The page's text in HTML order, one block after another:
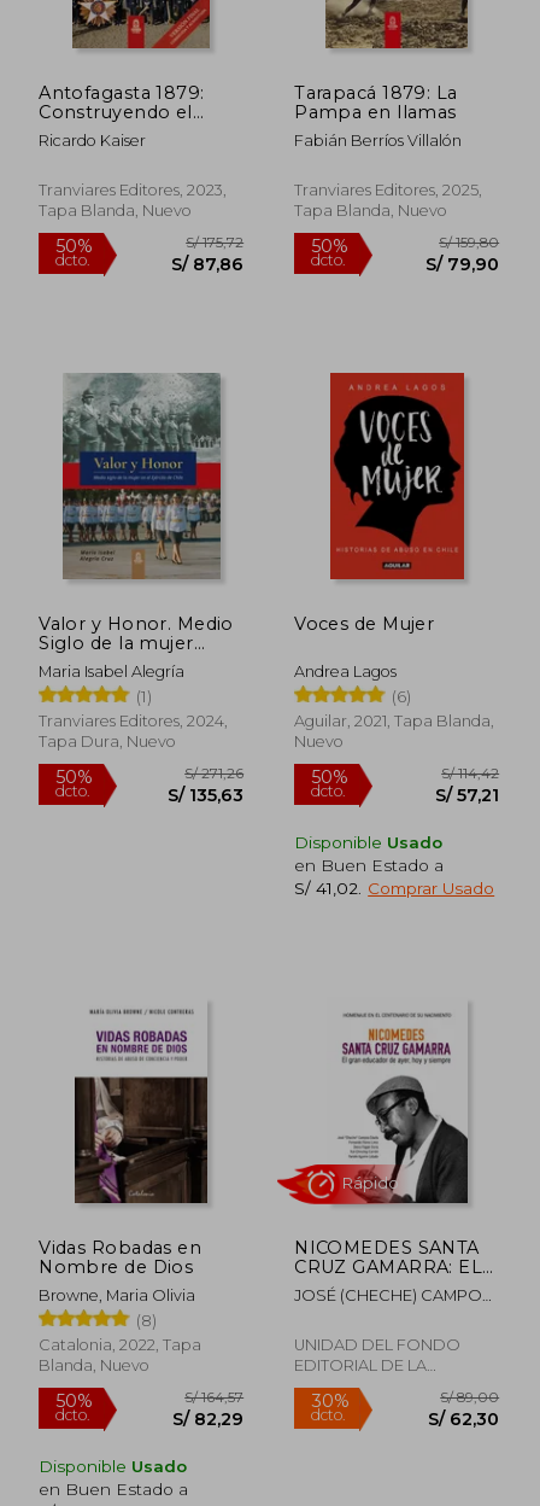
55%
dcto. S/ 82,81
55%
dcto.
Antofagasta 1879:
Construyendo el
camino a la victoria
Ricardo Kaiser
Tranviares Editores, 2023,
Tapa Blanda, Nuevo
50%
dcto. S/ 87,86
Tarapacá 1879: La
Pampa en llamas
Fabián Berríos Villalón
Tranviares Editores, 2025,
Tapa Blanda, Nuevo
50%
dcto.
Valor y Honor. Medio
Siglo de la mujer
militar en el Ejército
de Chile. FULL
COLOR
Maria Isabel Alegría
(1)
Tranviares Editores, 2024,
Tapa Dura, Nuevo
Voces de Mujer
Andrea Lagos
(6)
Aguilar, 2021, Tapa Blanda,
Nuevo
Disponible Usado
en Buen Estado a
S/ 41,02
Comprar Usado
Vidas Robadas en
Nombre de Dios
Browne, Maria Olivia
(8)
Catalonia, 2022, Tapa
Blanda, Nuevo
Disponible Usado
en Buen Estado a
NICOMEDES SANTA
CRUZ GAMARRA: EL
GRAN EDUCADOR DE
AYER, HOY Y
JOSÉ (CHECHE) CAMPOS
FLORES, DENIS PAGÁN,
YULI CHINCHAY, YAMILE
AGUIRRE
UNIDAD DEL FONDO
EDITORIAL DE LA
UNIVERSIDAD, 2025, Tapa
Blanda, Nuevo